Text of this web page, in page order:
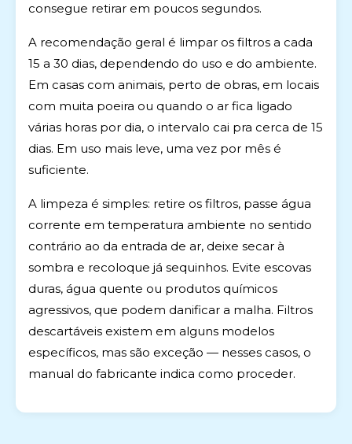
consegue retirar em poucos segundos.
A recomendação geral é limpar os filtros a cada
15 a 30 dias, dependendo do uso e do ambiente.
Em casas com animais, perto de obras, em locais
com muita poeira ou quando o ar fica ligado
várias horas por dia, o intervalo cai pra cerca de 15
dias. Em uso mais leve, uma vez por mês é
suficiente.
A limpeza é simples: retire os filtros, passe água
corrente em temperatura ambiente no sentido
contrário ao da entrada de ar, deixe secar à
sombra e recoloque já sequinhos. Evite escovas
duras, água quente ou produtos químicos
agressivos, que podem danificar a malha. Filtros
descartáveis existem em alguns modelos
específicos, mas são exceção — nesses casos, o
manual do fabricante indica como proceder.